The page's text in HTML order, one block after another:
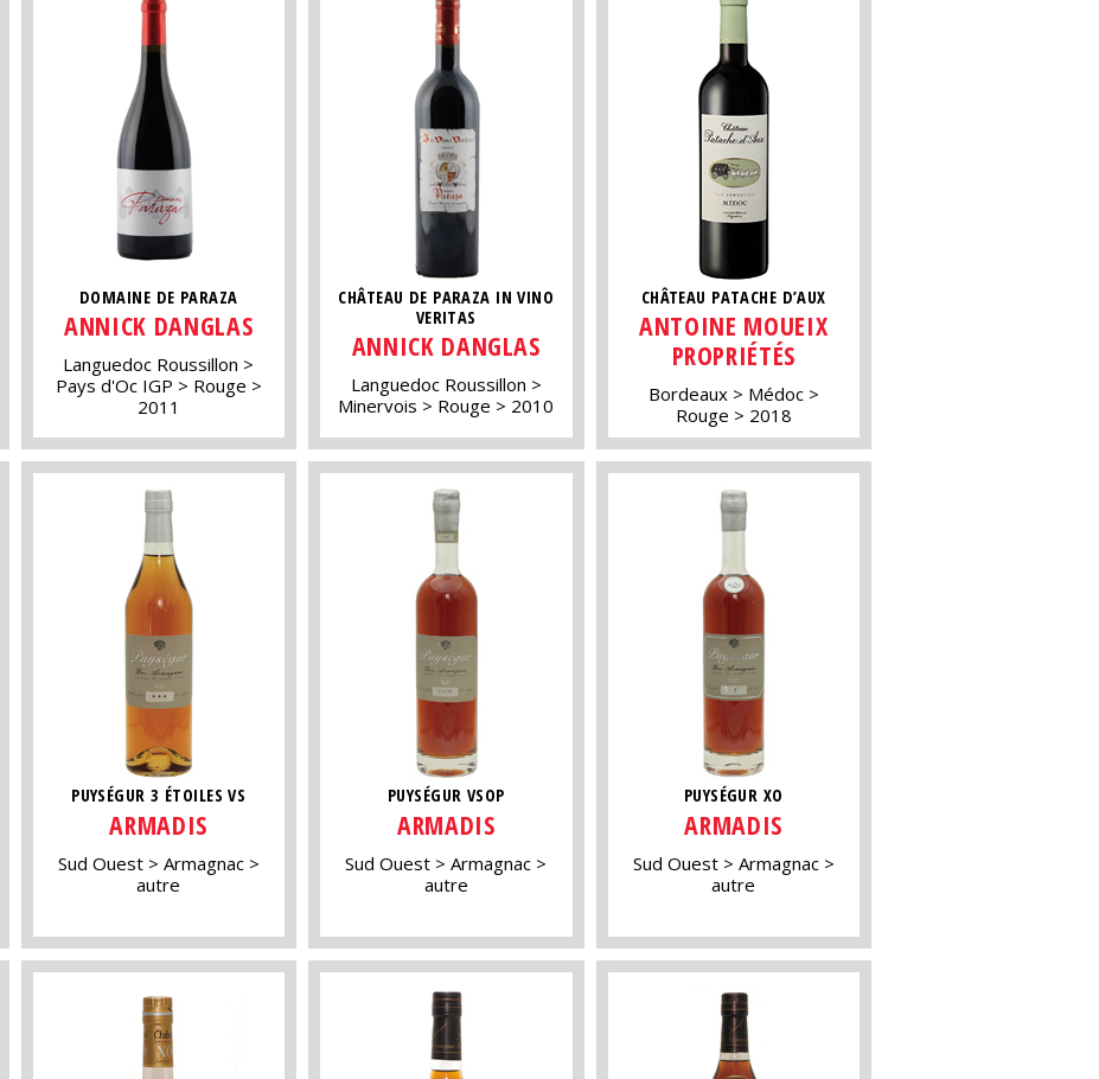
DOMAINE DE PARAZA
ANNICK DANGLAS
Languedoc Roussillon
Pays d'Oc IGP
Rouge
2011
CHÂTEAU DE PARAZA IN VINO
VERITAS
ANNICK DANGLAS
Languedoc Roussillon
Minervois
Rouge 2010
CHÂTEAU PATACHE D’AUX
ANTOINE MOUEIX
PROPRIÉTÉS
Bordeaux
Médoc
Rouge
2018
PUYSÉGUR 3 ÉTOILES VS
ARMADIS
Sud Ouest
Armagnac
autre
PUYSÉGUR VSOP
ARMADIS
Sud Ouest
Armagnac
autre
PUYSÉGUR XO
ARMADIS
Sud Ouest
Armagnac
autre